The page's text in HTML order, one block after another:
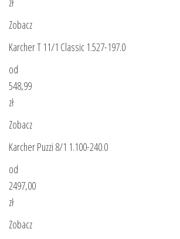
Zobacz
Karcher T 11/1 Classic 1.527-197.0
od
548,99
zł
Zobacz
Karcher Puzzi 8/1 1.100-240.0
od
2497,00
zł
Zobacz